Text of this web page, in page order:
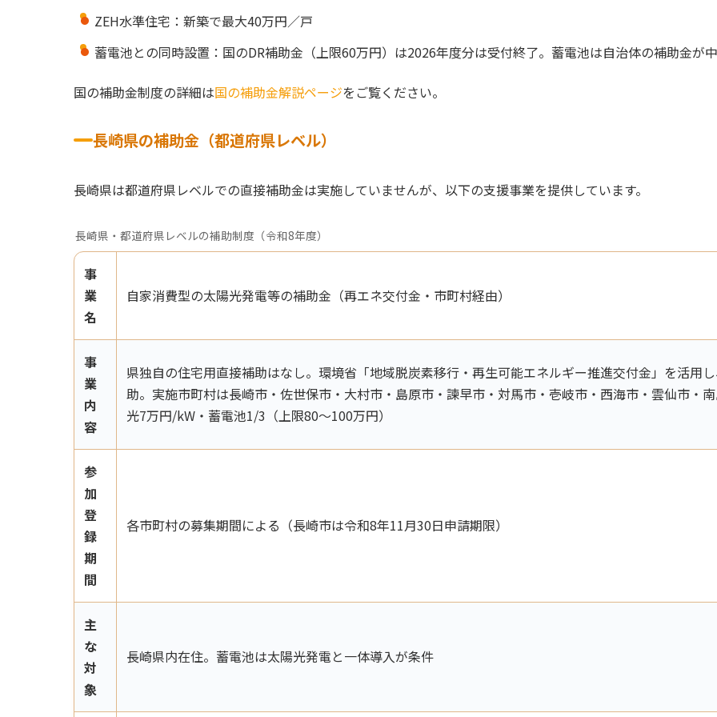
ZEH水準住宅：新築で最大40万円／戸
蓄電池との同時設置：国のDR補助金（上限60万円）は2026年度分は受付終了。蓄電池は自治体の補助金が
国の補助金制度の詳細は国の補助金解説ページをご覧ください。
長崎県の補助金（都道府県レベル）
長崎県は都道府県レベルでの直接補助金は実施していませんが、以下の支援事業を提供しています。
長崎県・都道府県レベルの補助制度（令和8年度）
事
業
名
自家消費型の太陽光発電等の補助金（再エネ交付金・市町村経由）
事
業
内
容
県独自の住宅用直接補助はなし。環境省「地域脱炭素移行・再生可能エネルギー推進交付金」を活用
助。実施市町村は長崎市・佐世保市・大村市・島原市・諫早市・対馬市・壱岐市・西海市・雲仙市・
光7万円/kW・蓄電池1/3（上限80〜100万円）
参
加
登
録
期
間
各市町村の募集期間による（長崎市は令和8年11月30日申請期限）
主
な
対
象
長崎県内在住。蓄電池は太陽光発電と一体導入が条件